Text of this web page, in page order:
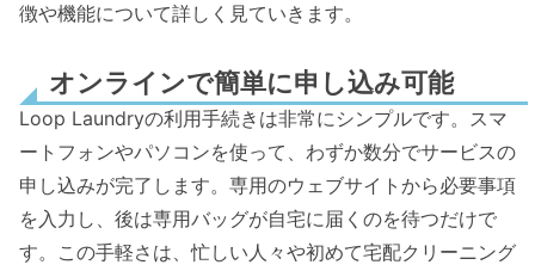
徴や機能について詳しく見ていきます。
オンラインで簡単に申し込み可能
Loop Laundryの利用手続きは非常にシンプルです。スマ
ートフォンやパソコンを使って、わずか数分でサービスの
申し込みが完了します。専用のウェブサイトから必要事項
を入力し、後は専用バッグが自宅に届くのを待つだけで
す。この手軽さは、忙しい人々や初めて宅配クリーニング